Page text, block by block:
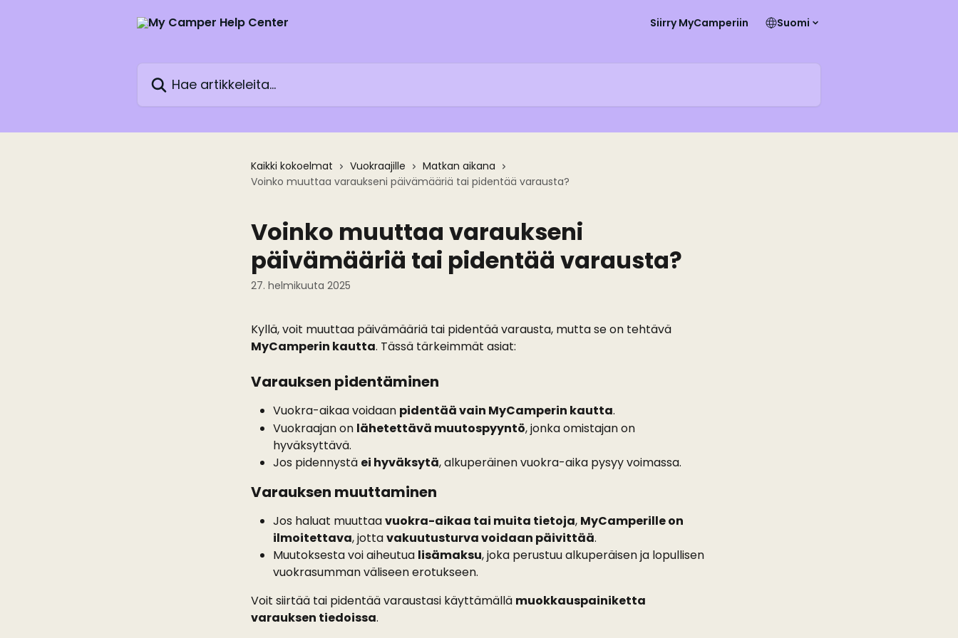
Siirry MyCamperiin Suomi
Kaikki kokoelmat Vuokraajille
Matkan aikana
Voinko muuttaa varaukseni päivämääriä tai pidentää varausta?
Voinko muuttaa varaukseni
päivämääriä tai pidentää varausta?
27. helmikuuta 2025
Kyllä, voit muuttaa päivämääriä tai pidentää varausta, mutta se on tehtävä
MyCamperin kautta. Tässä tärkeimmät asiat:
Varauksen pidentäminen
Vuokra-aikaa voidaan pidentää vain MyCamperin kautta.
Vuokraajan on lähetettävä muutospyyntö, jonka omistajan on
hyväksyttävä.
Jos pidennystä ei hyväksytä, alkuperäinen vuokra-aika pysyy voimassa.
Varauksen muuttaminen
Jos haluat muuttaa vuokra-aikaa tai muita tietoja, MyCamperille on
ilmoitettava, jotta vakuutusturva voidaan päivittää.
Muutoksesta voi aiheutua lisämaksu, joka perustuu alkuperäisen ja lopullisen
vuokrasumman väliseen erotukseen.
Voit siirtää tai pidentää varaustasi käyttämällä muokkauspainiketta
varauksen tiedoissa.